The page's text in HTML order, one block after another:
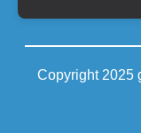
Copyright 2025